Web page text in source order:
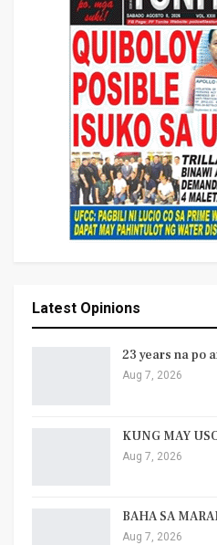
Latest Opinions
23 years na po
Aug 7, 2026
KUNG MAY
Aug 7, 2026
BAHA SA
Aug 7, 2026